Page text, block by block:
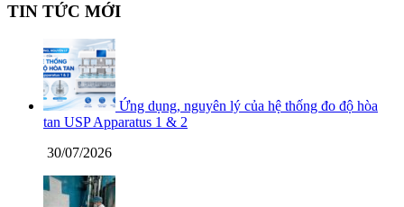
TIN TỨC MỚI
Ứng dụng, nguyên lý của hệ thống đo độ hòa
tan USP Apparatus 1 & 2
30/07/2026